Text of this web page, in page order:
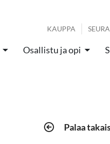
KAUPPA
Osallistu ja opi
Palaa